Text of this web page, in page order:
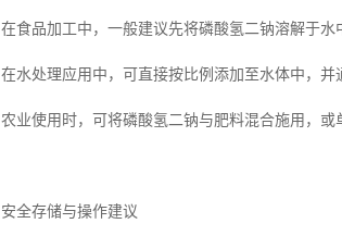
在食品加工中，一般建议先将磷酸氢二钠溶解于水
在水处理应用中，可直接按比例添加至水体中，并
农业使用时，可将磷酸氢二钠与肥料混合施用，或
安全存储与操作建议